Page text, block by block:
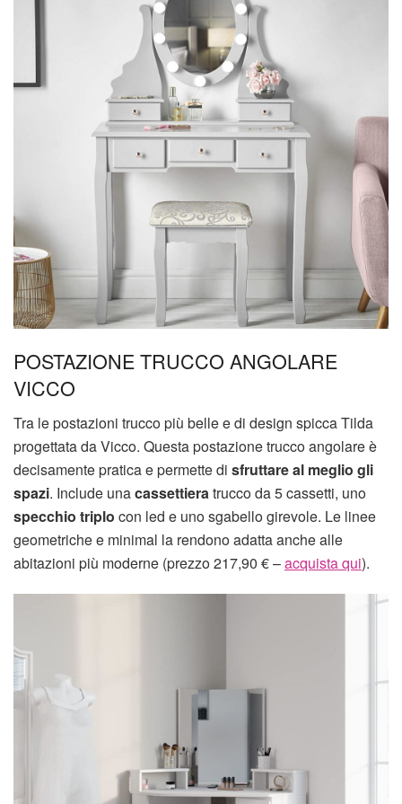
POSTAZIONE TRUCCO ANGOLARE
VICCO
Tra le postazioni trucco più belle e di design spicca Tilda
progettata da Vicco. Questa postazione trucco angolare è
decisamente pratica e permette di sfruttare al meglio gli
spazi. Include unacassettieratrucco da 5 cassetti, uno
specchio triplo con led e uno sgabello girevole. Le linee
geometriche e minimal la rendono adatta anche alle
abitazioni più moderne (prezzo 217,90 € –acquista qui).